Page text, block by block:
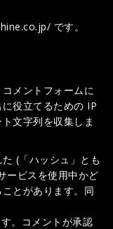
です。
メントフォームに
役立てるための IP
文字列を収集しま
(「ハッシュ」とも
ービスを使用中かど
とがあります。同
。コメントが承認